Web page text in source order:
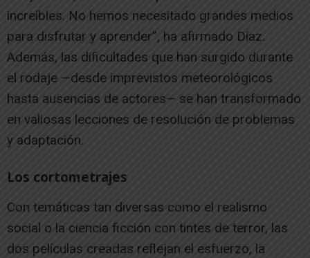
increíbles. No hemos necesitado grandes medios
para disfrutar y aprender”, ha afirmado Díaz.
Además, las dificultades que han surgido durante
el rodaje —desde imprevistos meteorológicos
hasta ausencias de actores— se han transformado
en valiosas lecciones de resolución de problemas
y adaptación.
Los cortometrajes
Con temáticas tan diversas como el realismo
social o la ciencia ficción con tintes de terror, las
dos películas creadas reflejan el esfuerzo, la